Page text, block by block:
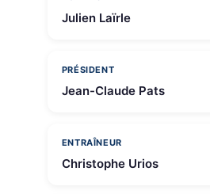
Julien Laïrle
PRÉSIDENT
Jean-Claude Pats
ENTRAÎNEUR
Christophe Urios